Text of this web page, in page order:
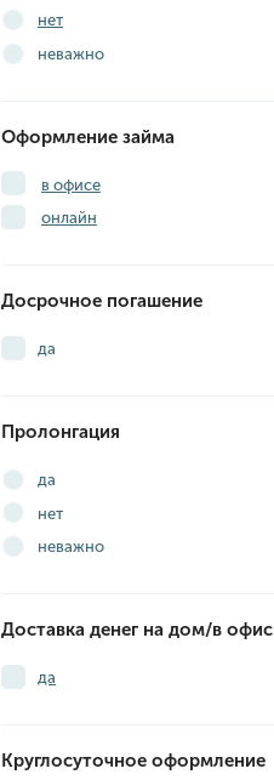
нет
неважно
Оформление займа
в офисе
онлайн
Досрочное погашение
да
Пролонгация
да
нет
неважно
Доставка денег на дом/в офис
да
Круглосуточное оформление